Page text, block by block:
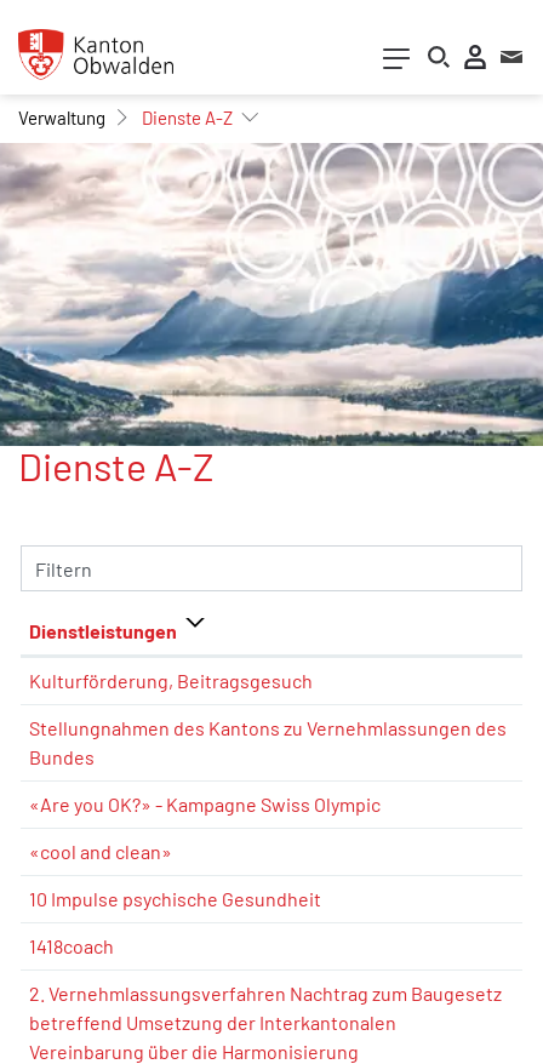
Kopfzeile
zur Startseite
Direkt zur Hauptnavigation
Direkt zum Inhalt
Direkt zur Suche
Direkt zum Stichwortverzeichnis
Inhalt
Verwaltung Dienste A-Z
Dienste A-Z
Filtern
Dienstleistungen
Kulturförderung, Beitragsgesuch
Stellungnahmen des Kantons zu Vernehmlassungen des
Bundes
«Are you OK?» - Kampagne Swiss Olympic
«cool and clean»
10 Impulse psychische Gesundheit
1418coach
2. Vernehmlassungsverfahren Nachtrag zum Baugesetz
betreffend Umsetzung der Interkantonalen
Vereinbarung über die Harmonisierung